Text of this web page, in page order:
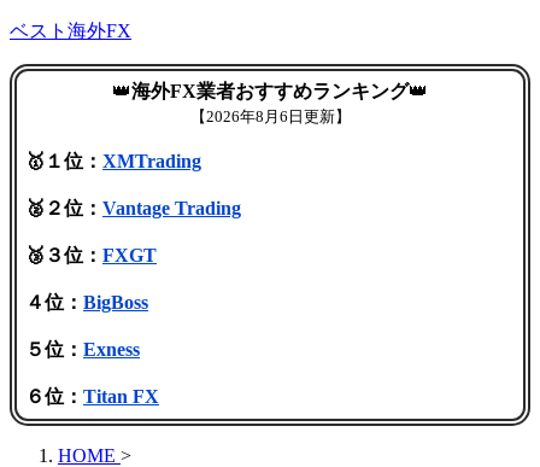
ベスト海外FX
👑海外FX業者おすすめランキング👑
【2026年8月6日更新】
🥇１位： XMTrading
🥈２位： Vantage Trading
🥉３位： FXGT
４位： BigBoss
５位： Exness
６位： Titan FX
HOME >